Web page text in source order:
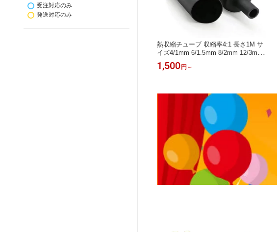
受注対応のみ
発送対応のみ
熱収縮チューブ 収縮率4:1 長さ1M サ
イズ4/1mm 6/1.5mm 8/2mm 12/3mm
16/4mm 24/6mm 32/8mm 52/13mm (8
サイズ選択可能) 二層構造 接着剤あり
1,500 円 ～